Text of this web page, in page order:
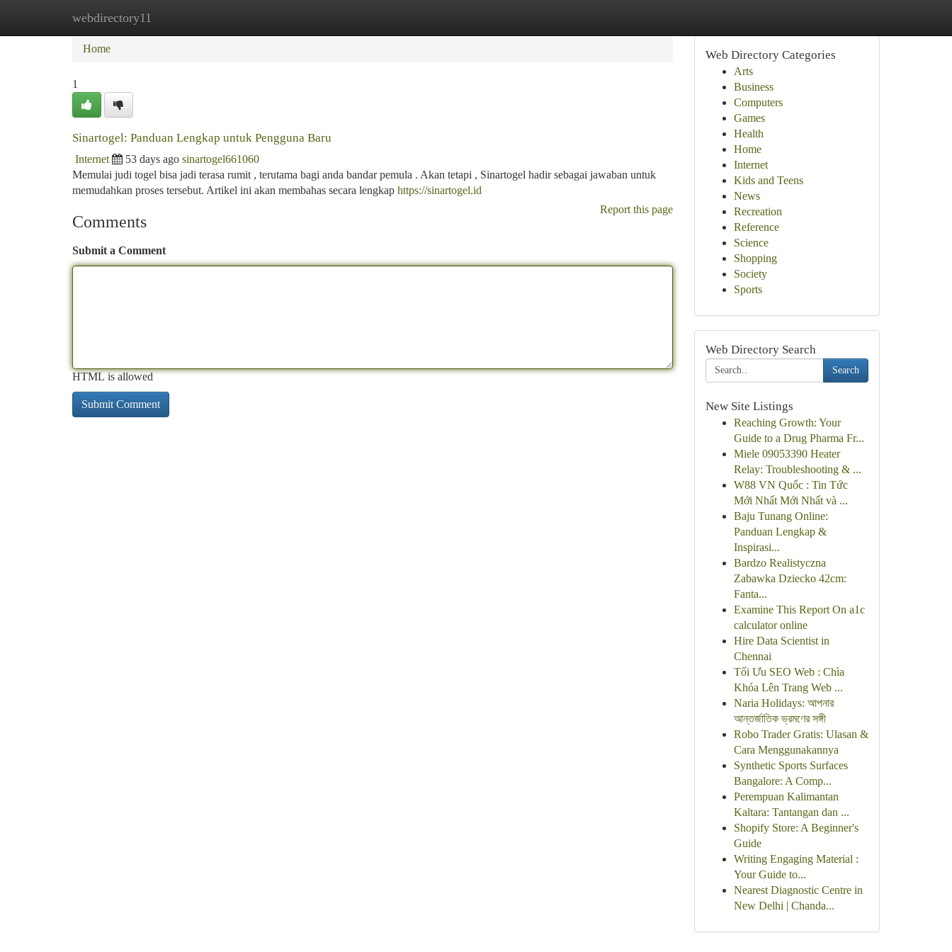
webdirectory11
Home New Site Listings
Home
1
Sinartogel: Panduan Lengkap untuk Pengguna Baru
Internet 53 days ago sinartogel661060
Memulai judi togel bisa jadi terasa rumit , terutama bagi anda bandar pemula . Akan tetapi , Sinartogel hadir sebagai jawaban untuk
memudahkan proses tersebut. Artikel ini akan membahas secara lengkap https://sinartogel.id
Report this page
Comments
Submit a Comment
HTML is allowed
Web Directory Categories
Arts
Business
Computers
Games
Health
Home
Internet
Kids and Teens
News
Recreation
Reference
Science
Shopping
Society
Sports
Web Directory Search
Search
New Site Listings
Reaching Growth: Your
Guide to a Drug Pharma Fr...
Miele 09053390 Heater
Relay: Troubleshooting & ...
W88 VN Quốc : Tin Tức
Mới Nhất Mới Nhất và ...
Baju Tunang Online:
Panduan Lengkap &
Inspirasi...
Bardzo Realistyczna
Zabawka Dziecko 42cm:
Fanta...
Examine This Report On a1c
calculator online
Hire Data Scientist in
Chennai
Tối Ưu SEO Web : Chìa
Khóa Lên Trang Web ...
Naria Holidays: আপনার
আন্তর্জাতিক ভ্রমণের সঙ্গী
Robo Trader Gratis: Ulasan &
Cara Menggunakannya
Synthetic Sports Surfaces
Bangalore: A Comp...
Perempuan Kalimantan
Kaltara: Tantangan dan ...
Shopify Store: A Beginner's
Guide
Writing Engaging Material :
Your Guide to...
Nearest Diagnostic Centre in
New Delhi | Chanda...